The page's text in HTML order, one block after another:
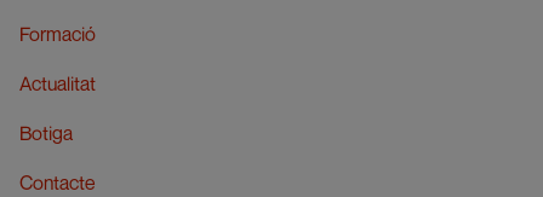
Formació
Actualitat
Botiga
Contacte